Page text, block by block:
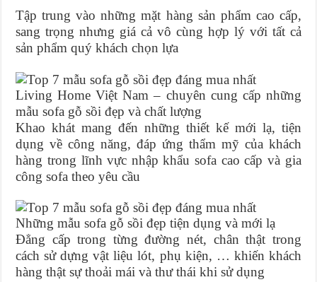
Tập trung vào những mặt hàng sản phẩm cao cấp,
sang trọng nhưng giá cả vô cùng hợp lý với tất cả
sản phẩm quý khách chọn lựa
Living Home Việt Nam – chuyên cung cấp những
mẫu sofa gỗ sồi đẹp và chất lượng
Khao khát mang đến những thiết kế mới lạ, tiện
dụng về công năng, đáp ứng thẩm mỹ của khách
hàng trong lĩnh vực nhập khẩu sofa cao cấp và gia
công sofa theo yêu cầu
Những mẫu sofa gỗ sồi đẹp tiện dụng và mới lạ
Đẳng cấp trong từng đường nét, chân thật trong
cách sử dựng vật liệu lót, phụ kiện, … khiến khách
hàng thật sự thoải mái và thư thái khi sử dụng